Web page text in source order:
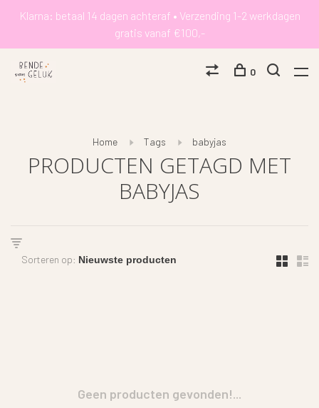
Klarna: betaal 14 dagen achteraf • Verzending 1-2 werkdagen
gratis vanaf €100,-
0
Home Tags babyjas
PRODUCTEN GETAGD MET
BABYJAS
Sorteren op:
Geen producten gevonden!...